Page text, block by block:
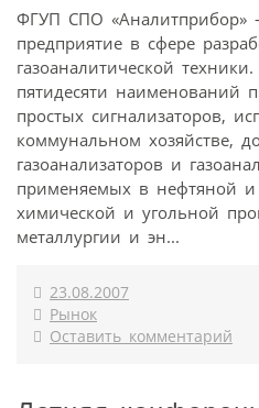
ФГУП СПО «Аналитприбор»
предприятие в сфере
газоаналитической
пятидесяти наименований
простых сигнализаторов,
коммунальном хозяйстве,
газоанализаторов и
применяемых в нефтяной и
химической и угольной
металлургии и эн...
23.08.2007
Рынок
Оставить комментарий